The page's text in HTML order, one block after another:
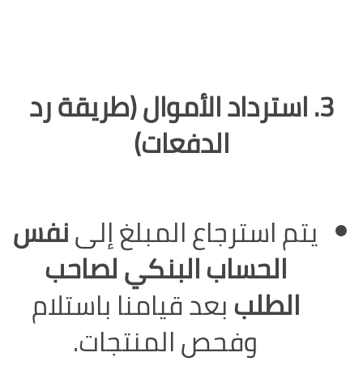
3. استرداد الأموال (طريقة رد
الدفعات)
يتم استرجاع المبلغ إلىنفس
الحساب البنكي لصاحب
الطلببعد قيامنا باستلام
وفحص المنتجات.